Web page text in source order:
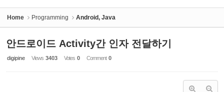
Home Programming Android, Java
안드로이드 Activity간 인자 전달하기
digipine Views 3403 Votes 0 Comment 0